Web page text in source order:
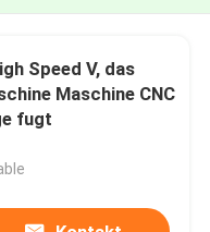
Speed V, das
Maschine CNC
fugt